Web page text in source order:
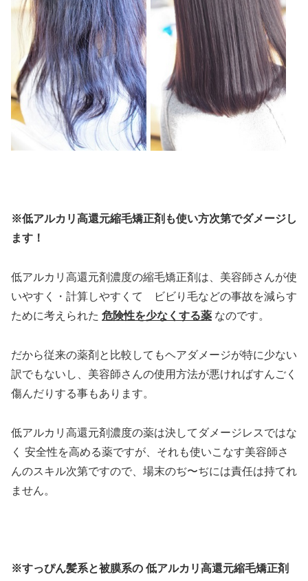
※低アルカリ高還元縮毛矯正剤も使い方次第でダメージし
ます！
低アルカリ高還元剤濃度の縮毛矯正剤は、美容師さんが使
いやすく・計算しやすくて ビビり毛などの事故を減らす
ために考えられた 危険性を少なくする薬 なのです。
だから従来の薬剤と比較してもヘアダメージが特に少ない
訳でもないし、美容師さんの使用方法が悪ければすんごく
傷んだりする事もあります。
低アルカリ高還元剤濃度の薬は決してダメージレスではな
く 安全性を高める薬ですが、それも使いこなす美容師さ
んのスキル次第ですので、場末のぢ〜ぢには責任は持てれ
ません。
※すっぴん髪系と被膜系の 低アルカリ高還元縮毛矯正剤